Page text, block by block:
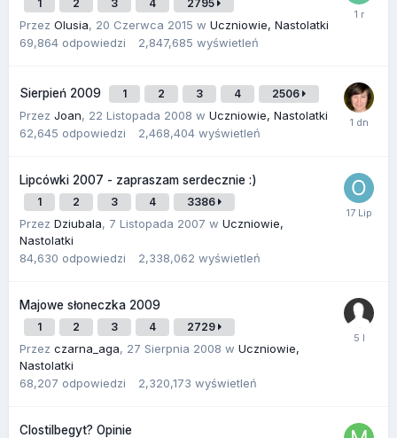
1 2 3 4 2795
Przez Olusia, 20 Czerwca 2015 w Uczniowie, Nastolatki
69,864 odpowiedzi 2,847,685 wyświetleń
Sierpień 2009 1 2 3 4 2506
Przez Joan, 22 Listopada 2008 w Uczniowie, Nastolatki
62,645 odpowiedzi 2,468,404 wyświetleń
Lipcówki 2007 - zapraszam serdecznie :)
1 2 3 4 3386
Przez Dziubala, 7 Listopada 2007 w Uczniowie,
Nastolatki
84,630 odpowiedzi 2,338,062 wyświetleń
Majowe słoneczka 2009
1 2 3 4 2729
Przez czarna_aga, 27 Sierpnia 2008 w Uczniowie,
Nastolatki
68,207 odpowiedzi 2,320,173 wyświetleń
Clostilbegyt? Opinie